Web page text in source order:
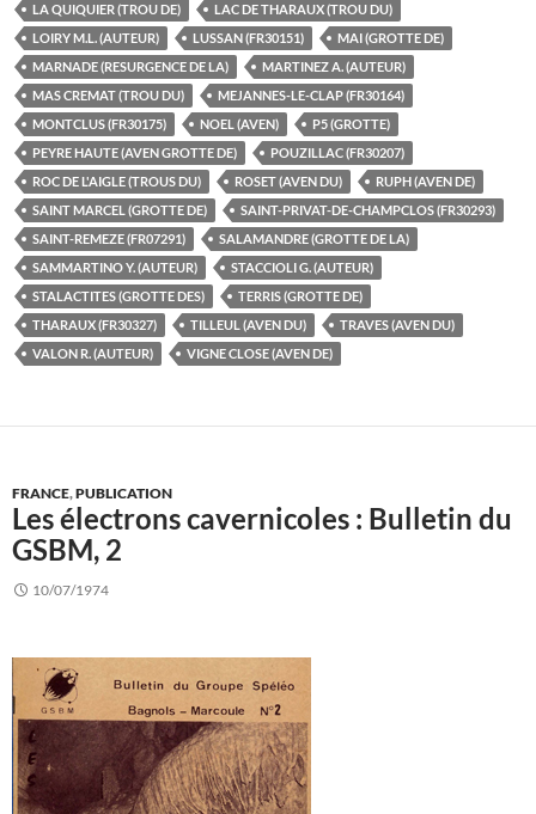
LA QUIQUIER (TROU DE)
LAC DE THARAUX (TROU DU)
LOIRY M.L. (AUTEUR)
LUSSAN (FR30151)
MAI (GROTTE DE)
MARNADE (RESURGENCE DE LA)
MARTINEZ A. (AUTEUR)
MAS CREMAT (TROU DU)
MEJANNES-LE-CLAP (FR30164)
MONTCLUS (FR30175)
NOEL (AVEN)
P5 (GROTTE)
PEYRE HAUTE (AVEN GROTTE DE)
POUZILLAC (FR30207)
ROC DE L'AIGLE (TROUS DU)
ROSET (AVEN DU)
RUPH (AVEN DE)
SAINT MARCEL (GROTTE DE)
SAINT-PRIVAT-DE-CHAMPCLOS (FR30293)
SAINT-REMEZE (FR07291)
SALAMANDRE (GROTTE DE LA)
SAMMARTINO Y. (AUTEUR)
STACCIOLI G. (AUTEUR)
STALACTITES (GROTTE DES)
TERRIS (GROTTE DE)
THARAUX (FR30327)
TILLEUL (AVEN DU)
TRAVES (AVEN DU)
VALON R. (AUTEUR)
VIGNE CLOSE (AVEN DE)
FRANCE,PUBLICATION
Les électrons cavernicoles : Bulletin du
GSBM, 2
10/07/1974